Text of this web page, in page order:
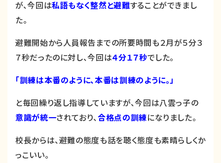
が、今回は私語もなく整然と避難することができまし
た。
避難開始から人員報告までの所要時間も２月が５分３
７秒だったのに対し、今回は４分１７秒でした。
「訓練は本番のように、本番は訓練のように。」
と毎回繰り返し指導していますが、今回は八雲っ子の
意識が統一されており、合格点の訓練になりました。
校長からは、避難の態度も話を聴く態度も素晴らしくか
っこいい。